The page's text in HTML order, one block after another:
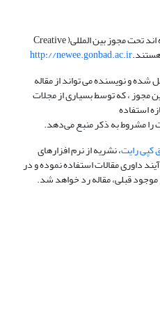
مقالاتی که در این نشریه منتشر شده اند تحت مجوز بین المللی( Creative
http://newee.gonbad.ac.ir
شده و نویسنده می تواند از مقاله
مجوز ، که توسط بسیاری از مجلات
استفاده
را مشروط به ذکر منبع می‌دهد.
کپی رایت، نشریه از نرم افزارهای
داوری مقالات استفاده نموده و در